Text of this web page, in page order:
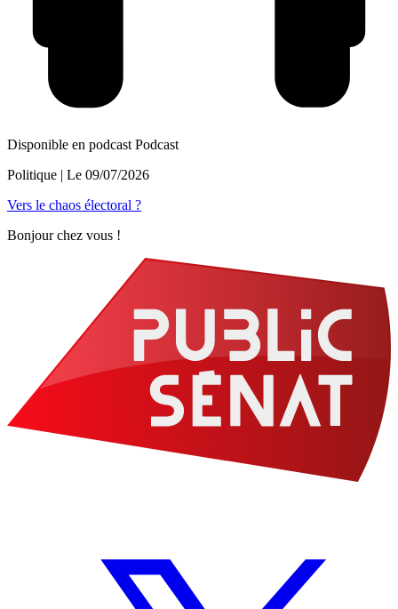
Disponible en podcast Podcast
Politique | Le 09/07/2026
Vers le chaos électoral ?
Bonjour chez vous !